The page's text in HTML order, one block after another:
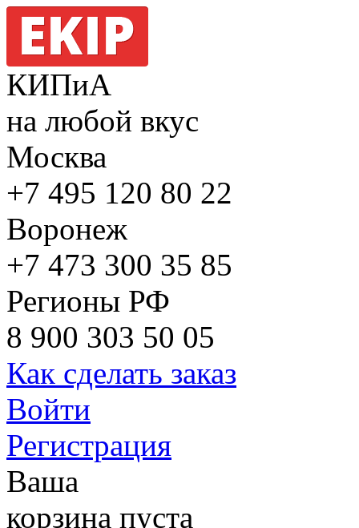
КИПиА
на любой вкус
Москва
+7 495 120 80 22
Воронеж
+7 473 300 35 85
Регионы РФ
8 900 303 50 05
Как сделать заказ
Войти
Регистрация
Ваша
корзина пуста